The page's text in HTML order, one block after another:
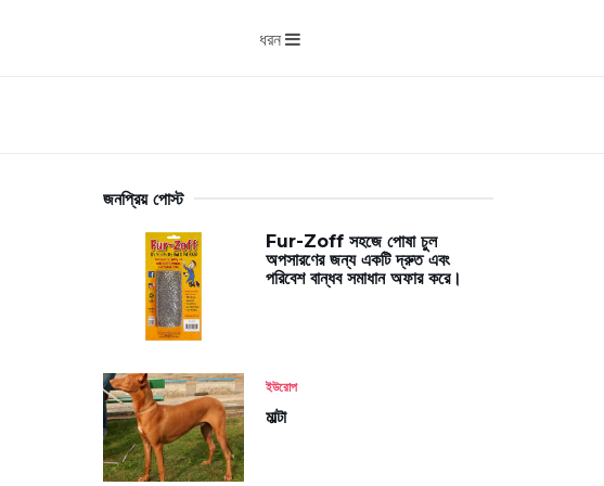
ধরন
জনপ্রিয় পোস্ট
Fur-Zoff সহজে পোষা চুল
অপসারণের জন্য একটি দ্রুত এবং
পরিবেশ বান্ধব সমাধান অফার করে।
ইউরোপ
মাল্টা